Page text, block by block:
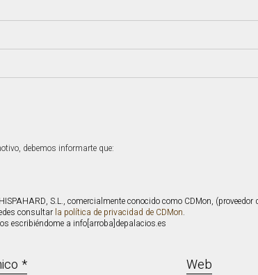
debemos informarte que:
S.L., comercialmente conocido como CDMon, (proveedor
consultar la política de privacidad de CDMon.
escribiéndome a info[arroba]depalacios.es
* Web